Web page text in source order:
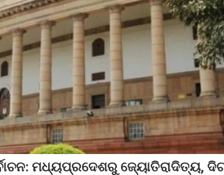
ମଧ୍ୟ‌ପ୍ରଦେଶରୁ ଜ୍ୟୋତିରାଦିତ୍ୟ,